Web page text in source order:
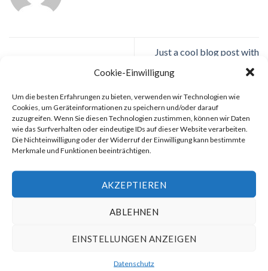
Cookie-Einwilligung
Um die besten Erfahrungen zu bieten, verwenden wir Technologien wie
Cookies, um Geräteinformationen zu speichern und/oder darauf
zuzugreifen. Wenn Sie diesen Technologien zustimmen, können wir Daten
wie das Surfverhalten oder eindeutige IDs auf dieser Website verarbeiten.
Die Nichteinwilligung oder der Widerruf der Einwilligung kann bestimmte
Merkmale und Funktionen beeinträchtigen.
AKZEPTIEREN
ABLEHNEN
EINSTELLUNGEN ANZEIGEN
Datenschutz
Just a cool blog post with
Images
Schreibe einen Kommentar
Deine E-Mail-Adresse wird nicht veröffentlicht.
Erforderliche Felder sind mit*markiert
Kommentar*